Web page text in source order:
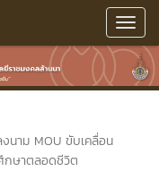
นาม MOU ขับเคลื่อน
กษาตลอดชีวิต